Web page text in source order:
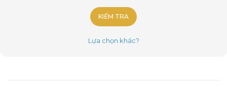
KIỂM TRA
Lựa chọn khác?